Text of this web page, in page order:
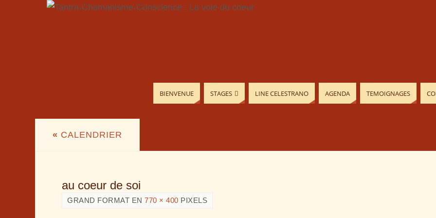
BIENVENUE STAGES LINE CELESTRANO AGENDA TEMOIGNAGES
« CALENDRIER
au coeur de soi
GRAND FORMAT EN 770 × 400 PIXELS